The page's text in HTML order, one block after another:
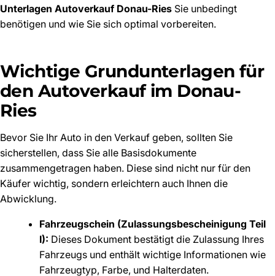
Unterlagen Autoverkauf Donau-Ries Sie unbedingt
benötigen und wie Sie sich optimal vorbereiten.
Wichtige Grundunterlagen für
den Autoverkauf im Donau-
Ries
Bevor Sie Ihr Auto in den Verkauf geben, sollten Sie
sicherstellen, dass Sie alle Basisdokumente
zusammengetragen haben. Diese sind nicht nur für den
Käufer wichtig, sondern erleichtern auch Ihnen die
Abwicklung.
Fahrzeugschein (Zulassungsbescheinigung Teil
I): Dieses Dokument bestätigt die Zulassung Ihres
Fahrzeugs und enthält wichtige Informationen wie
Fahrzeugtyp, Farbe, und Halterdaten.